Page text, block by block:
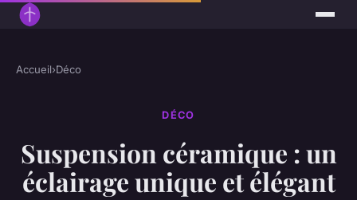
Accueil›Déco
DÉCO
Suspension céramique : un
éclairage unique et élégant